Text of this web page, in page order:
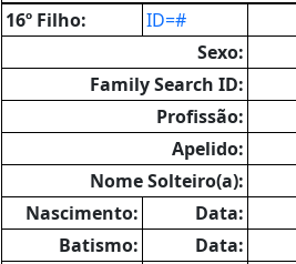
16º Filho:
ID=#
Sexo:
Family Search ID:
Profissão:
Apelido:
Nome Solteiro(a):
Nascimento:
Data:
Batismo:
Data: